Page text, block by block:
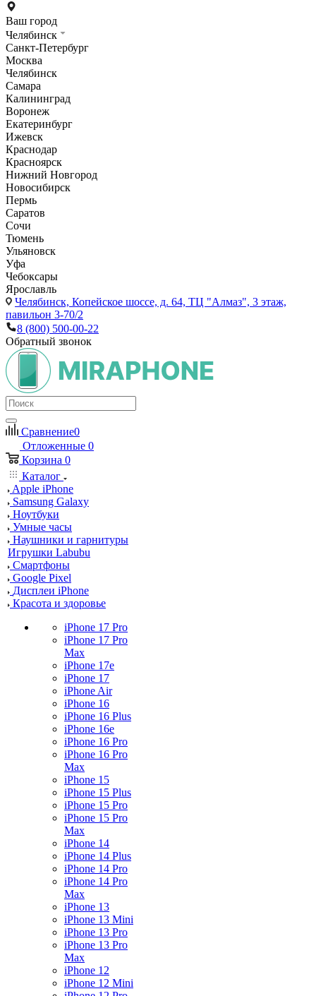
Ваш город
Челябинск
Санкт-Петербург
Москва
Челябинск
Самара
Калининград
Воронеж
Екатеринбург
Ижевск
Краснодар
Красноярск
Нижний Новгород
Новосибирск
Пермь
Саратов
Сочи
Тюмень
Ульяновск
Уфа
Чебоксары
Ярославль
Челябинск, Копейское шоссе, д. 64, ТЦ "Алмаз", 3 этаж,
павильон 3-70/2
8 (800) 500-00-22
Обратный звонок
Сравнение0
Отложенные 0
Корзина 0
Каталог
Apple iPhone
Samsung Galaxy
Ноутбуки
Умные часы
Наушники и гарнитуры
Игрушки Labubu
Смартфоны
Google Pixel
Дисплеи iPhone
Красота и здоровье
iPhone 17 Pro
iPhone 17 Pro
Max
iPhone 17e
iPhone 17
iPhone Air
iPhone 16
iPhone 16 Plus
iPhone 16e
iPhone 16 Pro
iPhone 16 Pro
Max
iPhone 15
iPhone 15 Plus
iPhone 15 Pro
iPhone 15 Pro
Max
iPhone 14
iPhone 14 Plus
iPhone 14 Pro
iPhone 14 Pro
Max
iPhone 13
iPhone 13 Mini
iPhone 13 Pro
iPhone 13 Pro
Max
iPhone 12
iPhone 12 Mini